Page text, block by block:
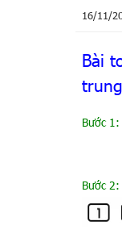
16/11/
Bài
Bước
Bước